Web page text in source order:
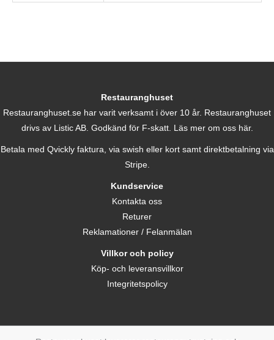
Restauranghuset
Restauranghuset.se har varit verksamt i över 10 år. Restauranghuset
drivs av Listic AB. Godkänd för F-skatt. Läs mer om oss här.
Betala med Qvickly faktura, via swish eller kort samt direktbetalning via
Stripe.
Kundservice
Kontakta oss
Returer
Reklamationer / Felanmälan
Villkor och policy
Köp- och leveransvillkor
Integritetspolicy